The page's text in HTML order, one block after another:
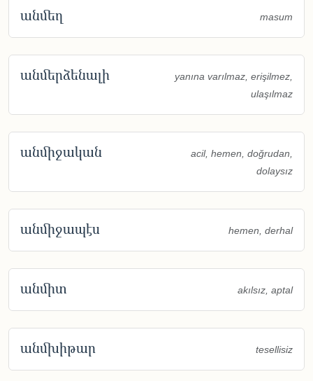
անմեղ masum
անմերձենալի
yanına varılmaz, erişilmez,
ulaşılmaz
անմիջական
acil, hemen, doğrudan,
dolaysız
անմիջապէս hemen, derhal
անմիտ akılsız, aptal
անմխիթար tesellisiz